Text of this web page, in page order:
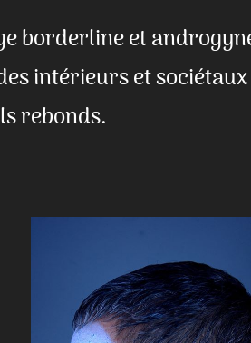
borderline et
intérieurs et
rebonds.